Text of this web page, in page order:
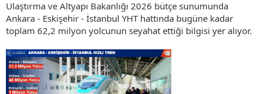
Ulaştırma ve Altyapı Bakanlığı 2026 bütçe sunumunda
Ankara - Eskişehir - İstanbul YHT hattında bugüne kadar
toplam 62,2 milyon yolcunun seyahat ettiği bilgisi yer alıyor.